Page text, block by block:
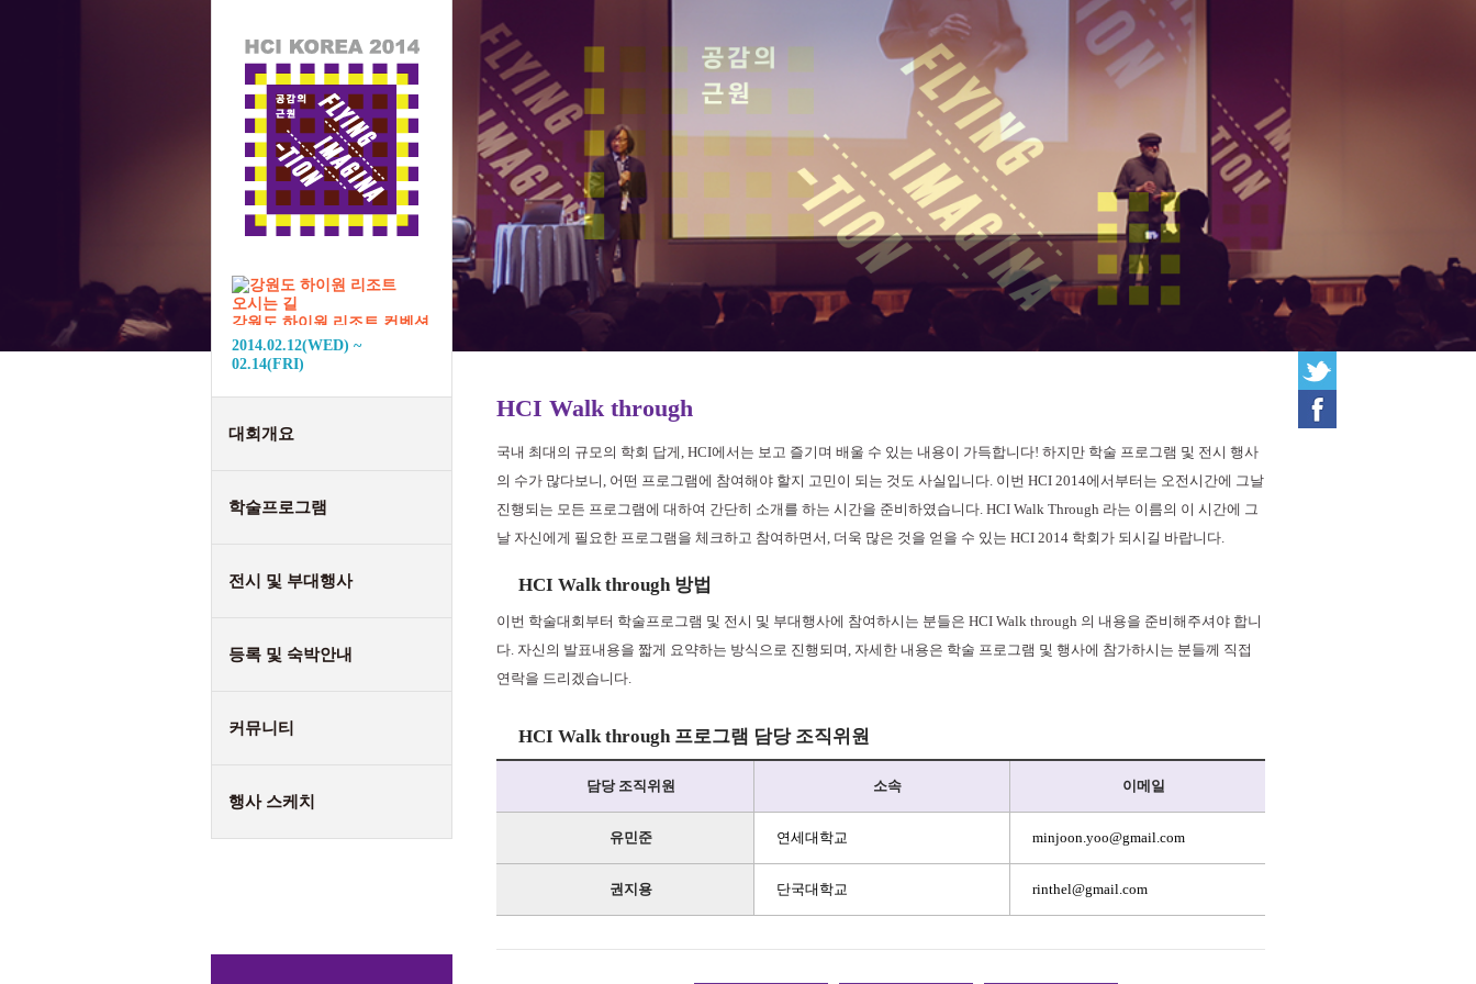
강원도 하이원 리조트 컨벤션
센터
2014.02.12(WED) ~
02.14(FRI)
대회개요
학술프로그램
전시 및 부대행사
등록 및 숙박안내
커뮤니티
행사 스케치
HCI Walk through
국내 최대의 규모의 학회 답게, HCI에서는 보고 즐기며 배울 수 있는 내용이 가득합니다! 하지만 학술 프로그램 및 전시 행사
의 수가 많다보니, 어떤 프로그램에 참여해야 할지 고민이 되는 것도 사실입니다. 이번 HCI 2014에서부터는 오전시간에 그날
진행되는 모든 프로그램에 대하여 간단히 소개를 하는 시간을 준비하였습니다. HCI Walk Through 라는 이름의 이 시간에 그
날 자신에게 필요한 프로그램을 체크하고 참여하면서, 더욱 많은 것을 얻을 수 있는 HCI 2014 학회가 되시길 바랍니다.
HCI Walk through 방법
이번 학술대회부터 학술프로그램 및 전시 및 부대행사에 참여하시는 분들은 HCI Walk through 의 내용을 준비해주셔야 합니
다. 자신의 발표내용을 짧게 요약하는 방식으로 진행되며, 자세한 내용은 학술 프로그램 및 행사에 참가하시는 분들께 직접
연락을 드리겠습니다.
HCI Walk through 프로그램 담당 조직위원
담당 조직위원 소속 이메일
유민준 연세대학교 minjoon.yoo@gmail.com
권지용 단국대학교 rinthel@gmail.com